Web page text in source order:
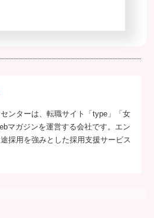
ンターは、転職サイト「type」「女
マガジンを運営する会社です。エン
採用を強みとした採用支援サービス